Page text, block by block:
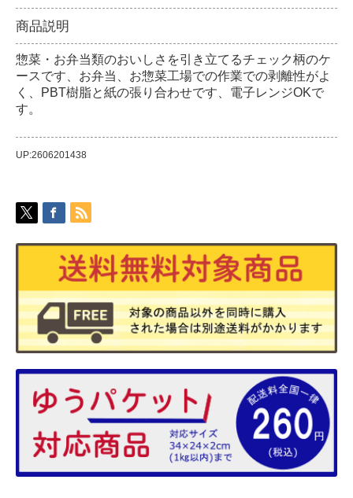
商品説明
惣菜・お弁当類のおいしさを引き立てるチェック柄のケ
ースです、お弁当、お惣菜工場での作業での剥離性がよ
く、PBT樹脂と紙の張り合わせです、電子レンジOKで
す。
UP:2606201438